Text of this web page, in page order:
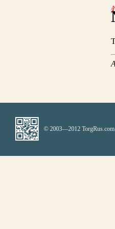
© 2003—2012 TorgRus.com